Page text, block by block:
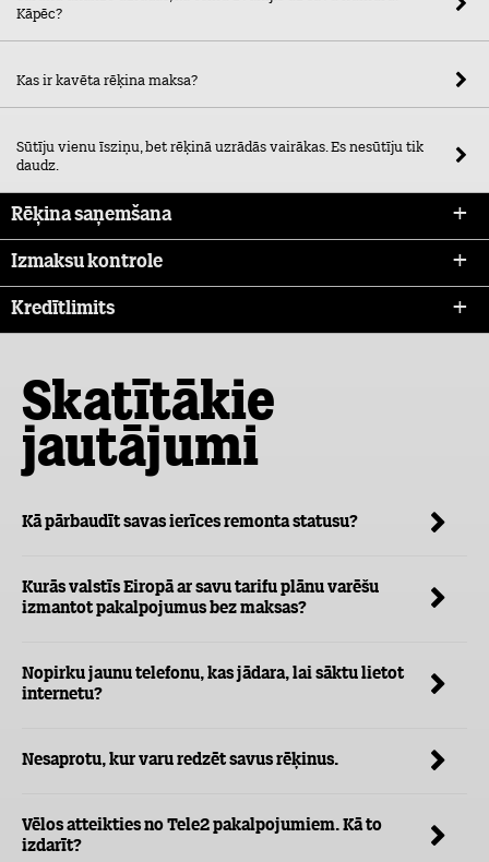
Kāpēc?
Kas ir kavēta rēķina maksa?
Sūtīju vienu īsziņu, bet rēķinā uzrādās vairākas. Es nesūtīju tik
daudz.
Rēķina saņemšana
Izmaksu kontrole
Kredītlimits
Skatītākie
jautājumi
Kā pārbaudīt savas ierīces remonta statusu?
Kurās valstīs Eiropā ar savu tarifu plānu varēšu
izmantot pakalpojumus bez maksas?
Nopirku jaunu telefonu, kas jādara, lai sāktu lietot
internetu?
Nesaprotu, kur varu redzēt savus rēķinus.
Vēlos atteikties no Tele2 pakalpojumiem. Kā to
izdarīt?